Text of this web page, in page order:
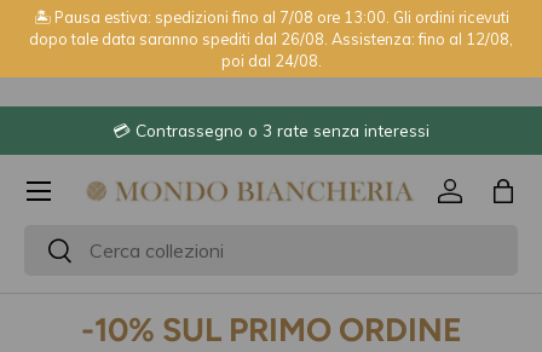
🏝️ Pausa estiva: spedizioni fino al 7/08 ore 13:00. Gli ordini ricevuti
dopo tale data saranno spediti dal 26/08. Assistenza: fino al 12/08,
poi dal 24/08.
⭐ 2600+ recensioni Trustpilot
Passa ai contenuti
CercaCerca
Accedi
Menu
-10% SUL PRIMO ORDINE